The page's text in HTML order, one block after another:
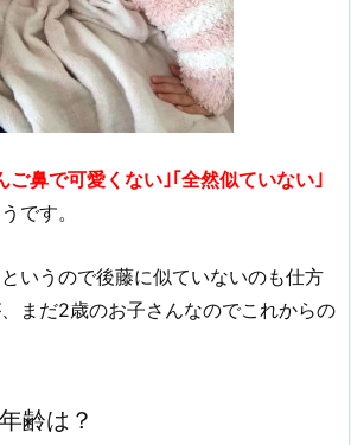
ご鼻で可愛くない｣｢全然似ていない｣
です。
いうので後藤に似ていないのも仕方
まだ2歳のお子さんなのでこれからの
齢は？